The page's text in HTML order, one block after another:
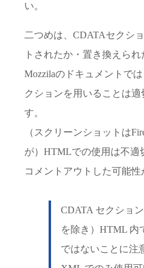
い。
二つめは、CDATAセクシ
トされたか・置き換えられ
Mozzilaのドキュメントで
クションを用いることは
す。
（スクリーンショットは
が）HTMLでの使用は不適
コメントアウトした可能性
CDATA セクショ
を除き）HTML 内
ではないことに注